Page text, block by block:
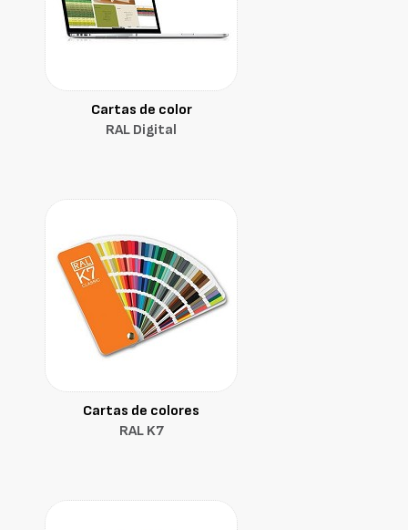
Cartas de color
RAL Digital
Cartas de colores
RAL K7